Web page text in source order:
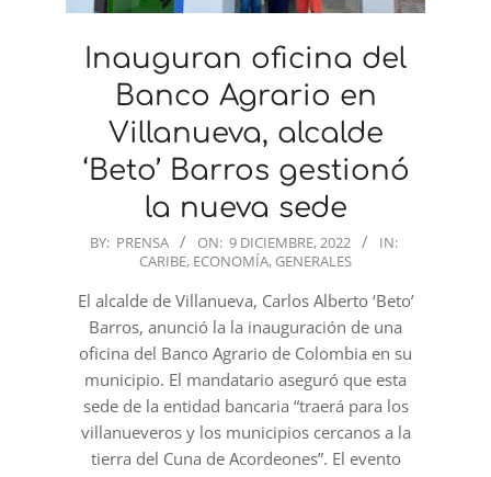
Inauguran oficina del
Banco Agrario en
Villanueva, alcalde
‘Beto’ Barros gestionó
la nueva sede
2022-
09
BY: PRENSA ON: 9 DICIEMBRE, 2022
IN:
CARIBE, ECONOMÍA, GENERALES
El alcalde de Villanueva, Carlos Alberto ‘Beto’
Barros, anunció la la inauguración de una
oficina del Banco Agrario de Colombia en su
municipio. El mandatario aseguró que esta
sede de la entidad bancaria “traerá para los
villanueveros y los municipios cercanos a la
tierra del Cuna de Acordeones”. El evento